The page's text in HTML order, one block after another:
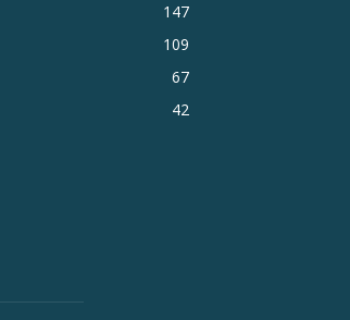
147
109
67
42